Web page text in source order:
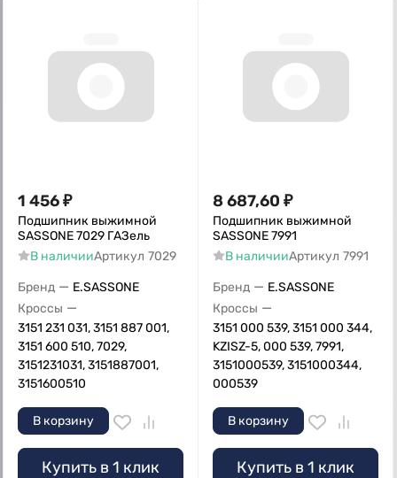
1 456₽
Подшипник выжимной
SASSONE 7029 ГАЗель
В наличииАртикул 7029
Бренд — E.SASSONE
Кроссы —
3151 231 031, 3151 887 001,
3151 600 510, 7029,
3151231031, 3151887001,
3151600510
В корзину
Купить в 1 клик
8 687,60 ₽
Подшипник выжимной
SASSONE 7991
В наличииАртикул 7991
Бренд — E.SASSONE
Кроссы —
3151 000 539, 3151 000 344,
KZISZ-5, 000 539, 7991,
3151000539, 3151000344,
000539
В корзину
Купить в 1 клик